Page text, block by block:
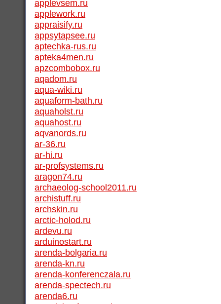
applevsem.ru
applework.ru
appraisify.ru
appsytapsee.ru
aptechka-rus.ru
apteka4men.ru
apzcombobox.ru
aqadom.ru
aqua-wiki.ru
aquaform-bath.ru
aquaholst.ru
aquahost.ru
aqvanords.ru
ar-36.ru
ar-hi.ru
ar-profsystems.ru
aragon74.ru
archaeolog-school2011.ru
archistuff.ru
archskin.ru
arctic-holod.ru
ardevu.ru
arduinostart.ru
arenda-bolgaria.ru
arenda-kn.ru
arenda-konferenczala.ru
arenda-spectech.ru
arenda6.ru